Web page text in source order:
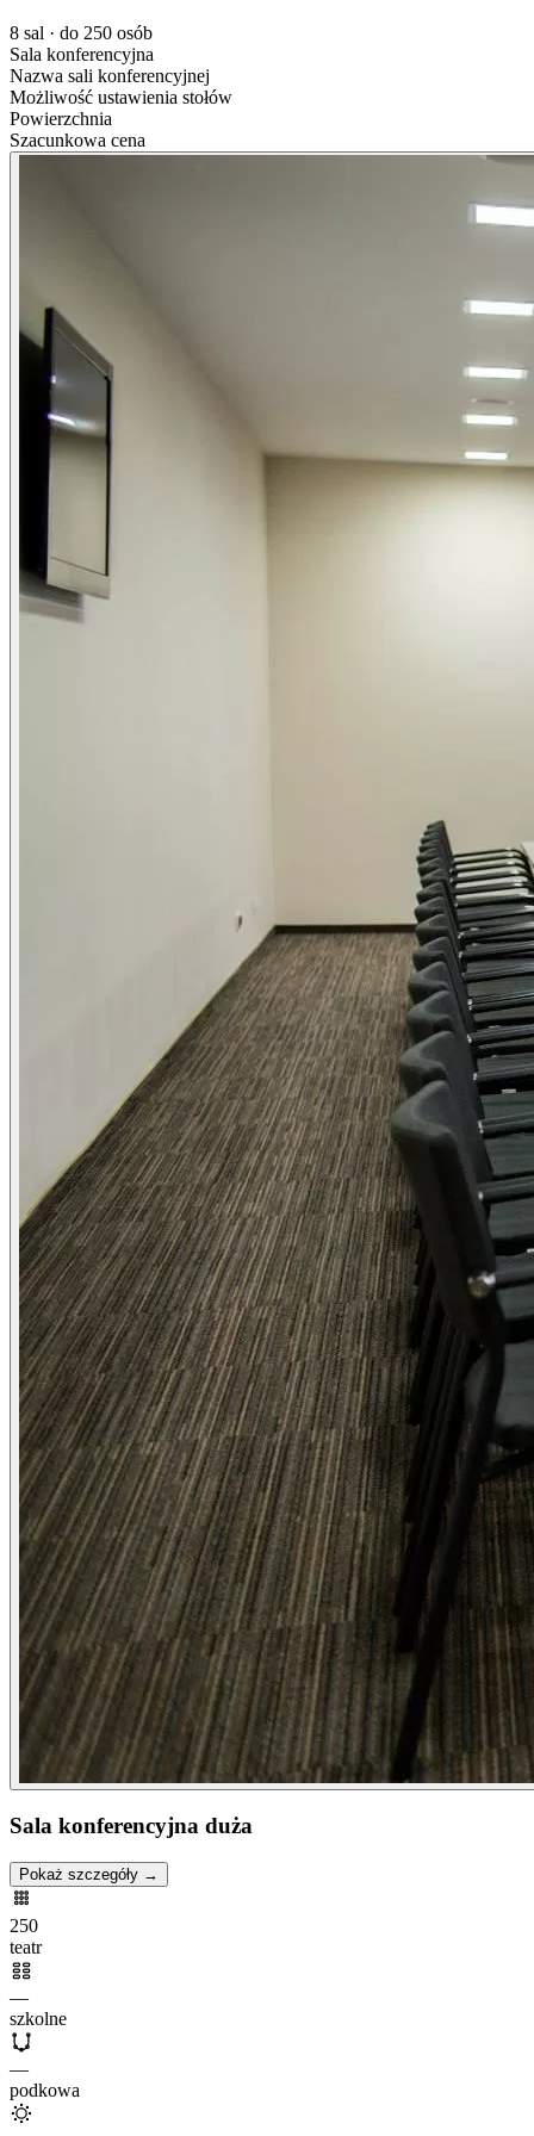
8 sal · do 250 osób
Sala konferencyjna
Nazwa sali konferencyjnej
Możliwość ustawienia stołów
Powierzchnia
Szacunkowa cena
Sala konferencyjna duża
Pokaż szczegóły →
250
teatr
—
szkolne
—
podkowa